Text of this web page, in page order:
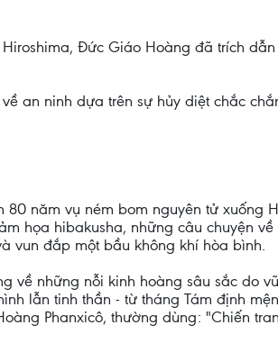
Đức Giáo Hoàng đã trích
an ninh dựa trên sự hủy diệt chắc
năm vụ ném bom nguyên tử xuống
họa hibakusha, những câu chuyện
vun đắp một bầu không khí hòa bình.
về những nỗi kinh hoàng sâu sắc do
lẫn tinh thần - từ tháng Tám định
Phanxicô, thường dùng: "Chiến